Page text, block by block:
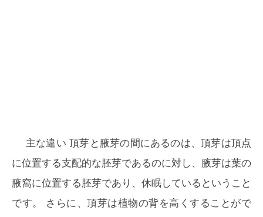
主な違い 頂芽と腋芽の間にあるのは、頂芽は頂点
に位置する支配的な胚芽であるのに対し、腋芽は葉の
腋窩に位置する胚芽であり、休眠しているということ
です。
さらに、頂芽は植物の背を高くすることがで